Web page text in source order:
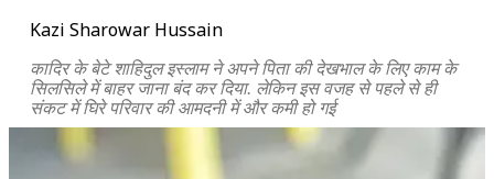
Kazi Sharowar Hussain
कादिर के बेटे शाहिदुल इस्लाम ने अपने पिता की देखभाल के लिए काम के
सिलसिले में बाहर जाना बंद कर दिया. लेकिन इस वजह से पहले से ही
संकट में घिरे परिवार की आमदनी में और कमी हो गई